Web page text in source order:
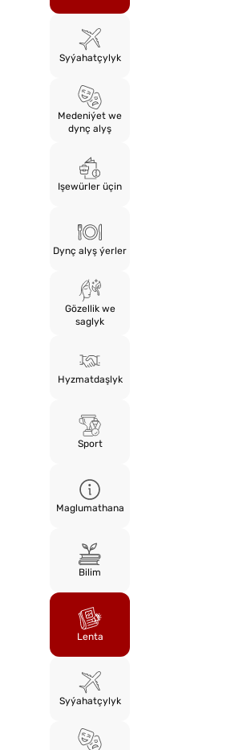
Syýahatçylyk
Medeniýet we
dynç alyş
Işewürler üçin
Dynç alyş ýerler
Gözellik we
saglyk
Hyzmatdaşlyk
Sport
Maglumathana
Bilim
Lenta
Syýahatçylyk